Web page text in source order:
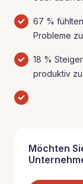
67 %
Probleme
18 %
produktiv
Möchten